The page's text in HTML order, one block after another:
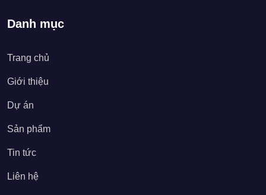
Danh mục
Trang chủ
Giới thiệu
Dự án
Sản phẩm
Tin tức
Liên hệ